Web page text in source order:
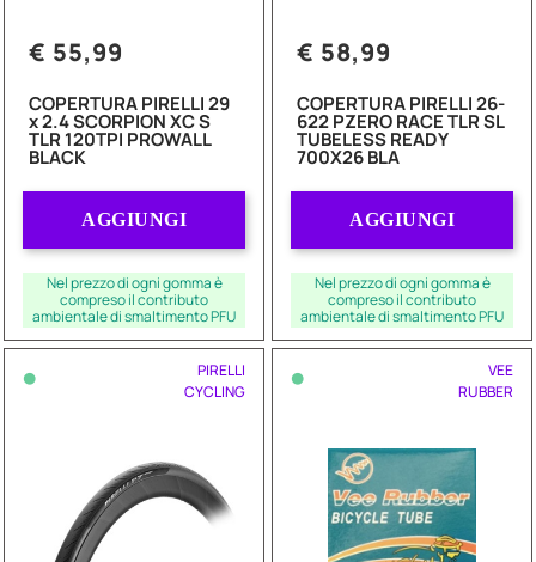
€ 55,99
COPERTURA PIRELLI 29
x 2.4 SCORPION XC S
TLR 120TPI PROWALL
BLACK
AGGIUNGI
Nel prezzo di ogni gomma è
compreso il contributo
ambientale di smaltimento PFU
€ 58,99
COPERTURA PIRELLI 26-
622 PZERO RACE TLR SL
TUBELESS READY
700X26 BLA
AGGIUNGI
Nel prezzo di ogni gomma è
compreso il contributo
ambientale di smaltimento PFU
•
PIRELLI
CYCLING
•
VEE
RUBBER